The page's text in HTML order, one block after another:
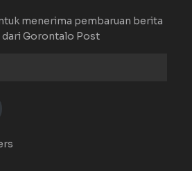
menerima pembaruan berita
Gorontalo Post